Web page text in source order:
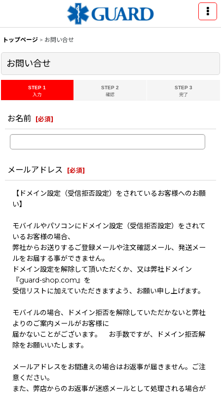
トップページ > お問い合せ
お問い合せ
STEP 1
入力
STEP 2
確認
STEP 3
完了
お名前 [必須]
メールアドレス [必須]
【ドメイン設定（受信拒否設定）をされているお客様へのお願
い】
モバイルやパソコンにドメイン設定（受信拒否設定）をされて
いるお客様の場合、
弊社からお送りするご登録メールや注文確認メール、発送メー
ルをお届する事ができません。
ドメイン設定を解除して頂いただくか、又は弊社ドメイン
『guard-shop.com』を
受信リストに加えていただきますよう、お願い申し上げます。
モバイルの場合、ドメイン拒否を解除していただかないと弊社
よりのご案内メールがお客様に
届かないことがございます。 お手数ですが、ドメイン拒否解
除をお願いいたします。
メールアドレスをお間違えの場合はお返事が届きません。ご注
意ください。
また、弊店からのお返事が迷惑メールとして処理される場合が